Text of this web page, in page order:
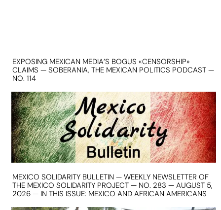
EXPOSING MEXICAN MEDIA’S BOGUS «CENSORSHIP»
CLAIMS — SOBERANIA, THE MEXICAN POLITICS PODCAST —
NO. 114
MEXICO SOLIDARITY BULLETIN — WEEKLY NEWSLETTER OF
THE MEXICO SOLIDARITY PROJECT — NO. 283 — AUGUST 5,
2026 — IN THIS ISSUE: MEXICO AND AFRICAN AMERICANS